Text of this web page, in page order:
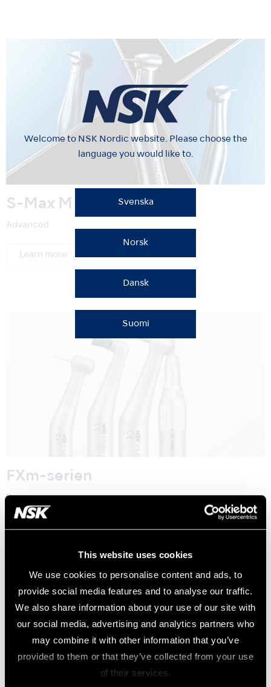
This website uses cookies
We use cookies to personalise content and ads, to
provide social media features and to analyse our traffic.
We also share information about your use of our site with
our social media, advertising and analytics partners who
may combine it with other information that you’ve
provided to them or that they’ve collected from your use
of their services.
Welcome to NSK Nordic website. Please choose the
language you would like to.
Svenska
Norsk
Dansk
Suomi
S-Max M
Advanced
Learn more
FXm-serien
Basic
Learn more